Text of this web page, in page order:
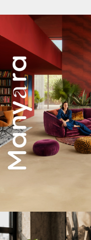
Manyara. Inspiriert
53
A bold
Mit